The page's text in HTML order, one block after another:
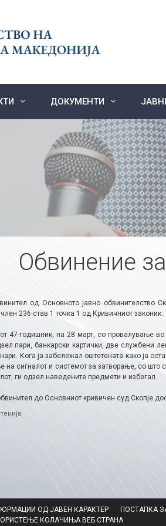
ДОКУМЕНТИ
Обвинение
од Основното јавно обвинителство
236 став 1 точка 1 од Кривичниот законик.
47-годишник, на 28 март, со провалување
пари, банкарски картички, две службени
Кога ја забележал оштетената како ја
на сигналот и системот за затворање, со што
ги одзел наведените предмети и избегал.
до Основниот кривичен суд Скопје
ОД ЈАВЕН КАРАКТЕР ПОСТАПКА
КОЛАЧИЊА ВЕБ СТРАНА